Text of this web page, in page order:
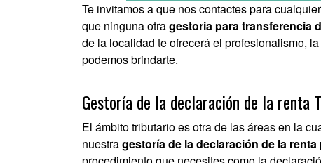
Te invitamos a que nos contactes para
que ninguna otragestoria para transferencia
de la localidad te ofrecerá el profesionalismo,
podemos brindarte.
Gestoría de la declaración de la renta
El ámbito tributario es otra de las áreas en la
nuestragestoría de la declaración de la renta